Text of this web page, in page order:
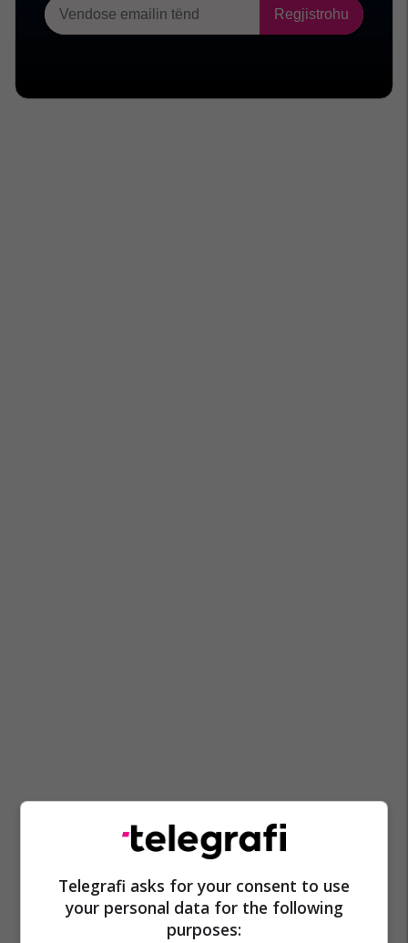
Telegrafi asks for your consent to use
your personal data for the following
purposes: